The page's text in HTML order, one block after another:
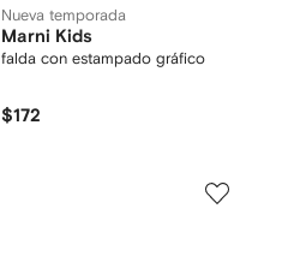
Nueva temporada
Marni Kids
falda con estampado gráfico
$172